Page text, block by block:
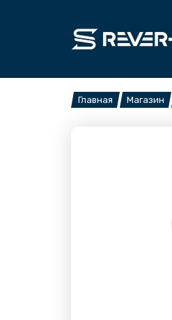
содержимому
Главная Магазин